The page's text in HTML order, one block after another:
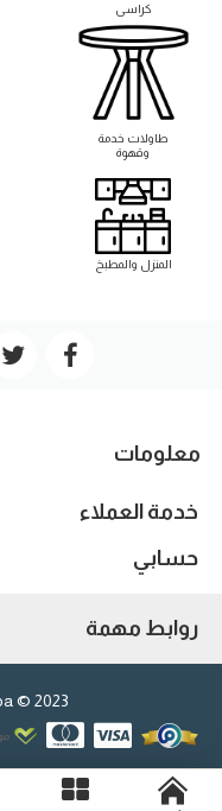
كراسى
طاوﻻت خدمة
وقهوة
المنزل والمطبخ
معلومات
خدمة العملاء
حسابي
روابط مهمة
2023 © Sahaba